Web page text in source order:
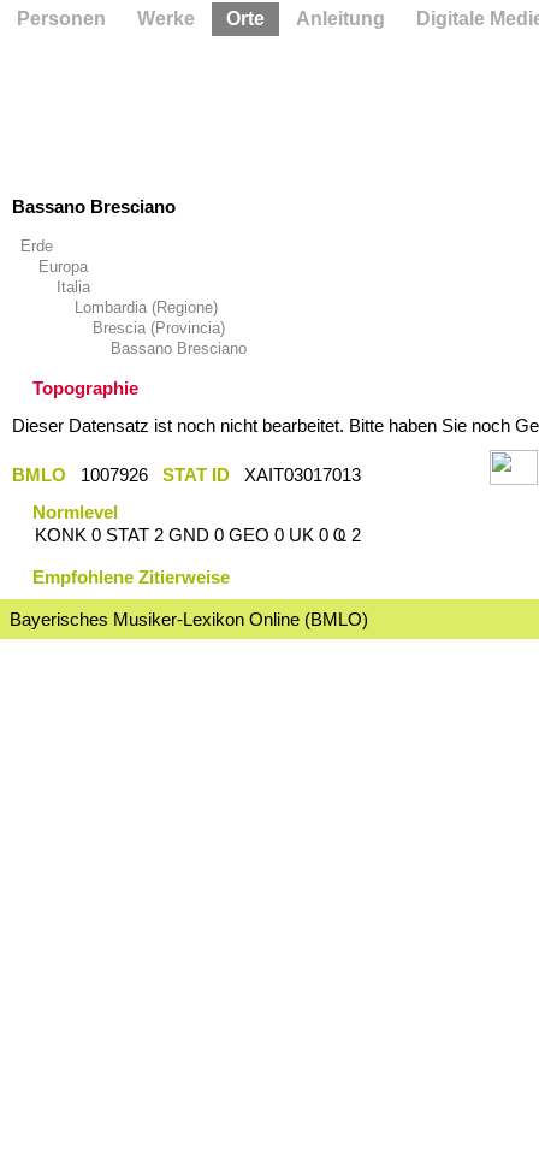
Bassano Bresciano
Erde
Europa
Italia
Lombardia (Regione)
Brescia (Provincia)
Bassano Bresciano
Topographie
Dieser Datensatz ist noch nicht bearbeitet. Bitte haben Sie noch
BMLO 1007926 STAT ID
XAIT03017013
Normlevel
KONK 0 STAT 2 GND 0 GEO 0 UK 0 Ҩ 2
Empfohlene Zitierweise
Bayerisches Musiker-Lexikon Online (BMLO)
Personen Werke Orte Anleitung Digitale